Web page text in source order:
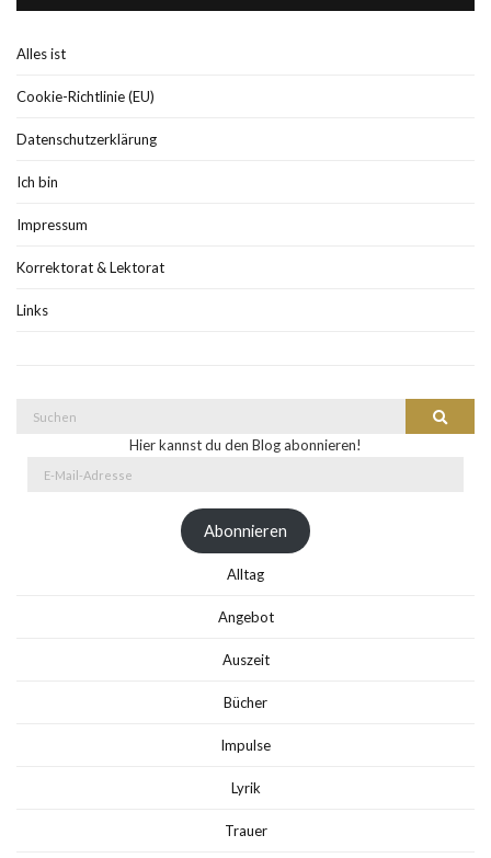
Alles ist
Cookie-Richtlinie (EU)
Datenschutzerklärung
Ich bin
Impressum
Korrektorat & Lektorat
Links
Suchen
Hier kannst du den Blog abonnieren!
Abonnieren
Alltag
Angebot
Auszeit
Bücher
Impulse
Lyrik
Trauer